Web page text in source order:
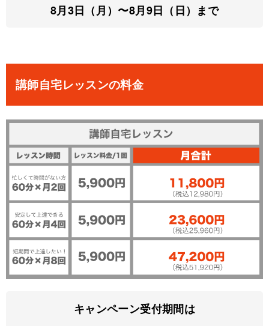
8月3日（月）〜8月9日（日）まで
講師自宅レッスンの料金
キャンペーン受付期間は